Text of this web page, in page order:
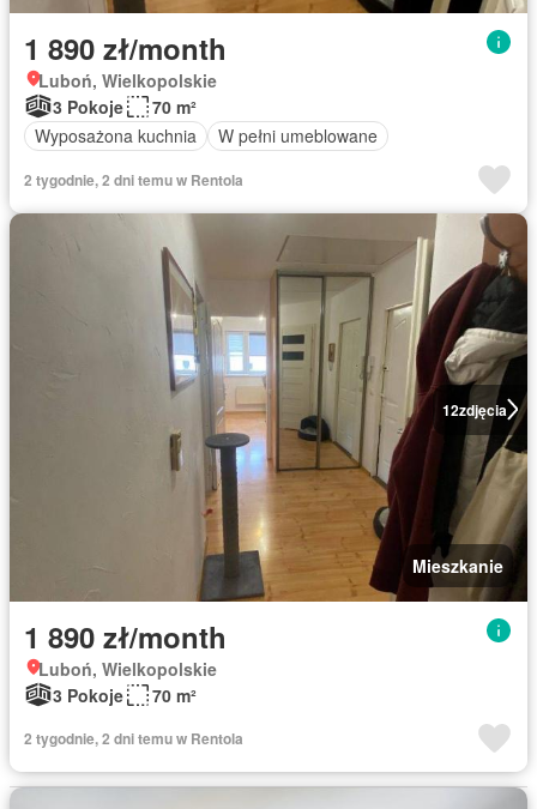
1 890 zł/month
Luboń, Wielkopolskie
3 Pokoje
70 m²
Wyposażona kuchnia
W pełni umeblowane
2 tygodnie, 2 dni temu w Rentola
12zdjęcia
Mieszkanie
1 890 zł/month
Luboń, Wielkopolskie
3 Pokoje
70 m²
2 tygodnie, 2 dni temu w Rentola